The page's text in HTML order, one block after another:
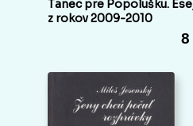
Tanec pre Popolušku.
z rokov 2009-2010
8